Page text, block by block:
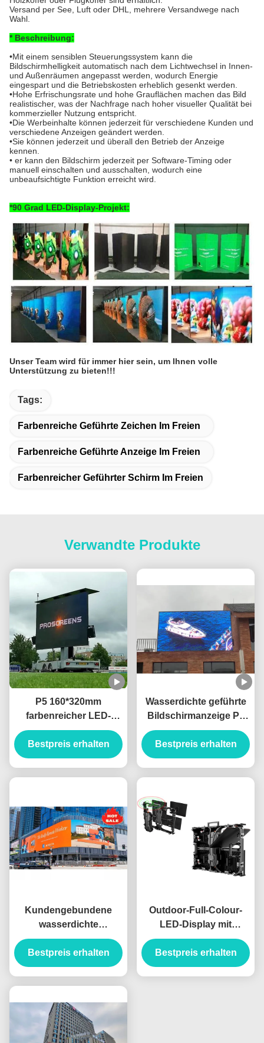
Versand per See, Luft oder DHL, mehrere Versandwege nach
Wahl.
* Beschreibung:
•Mit einem sensiblen Steuerungssystem kann die
Bildschirmhelligkeit automatisch nach dem Lichtwechsel in Innen-
und Außenräumen angepasst werden, wodurch Energie
eingespart und die Betriebskosten erheblich gesenkt werden.
•Hohe Erfrischungsrate und hohe Grauflächen machen das Bild
realistischer, was der Nachfrage nach hoher visueller Qualität bei
kommerzieller Nutzung entspricht.
•Die Werbeinhalte können jederzeit für verschiedene Kunden und
verschiedene Anzeigen geändert werden.
•Sie können jederzeit und überall den Betrieb der Anzeige
kennen.
• er kann den Bildschirm jederzeit per Software-Timing oder
manuell einschalten und ausschalten, wodurch eine
unbeaufsichtigte Funktion erreicht wird.
*90 Grad LED-Display-Projekt:
Unser Team wird für immer hier sein, um Ihnen volle
Unterstützung zu bieten!!!
Tags:
Farbenreiche Geführte Zeichen Im Freien
Farbenreiche Geführte Anzeige Im Freien
Farbenreicher Geführter Schirm Im Freien
Verwandte Produkte
P5 160*320mm
farbenreicher LED-
Anzeigen-Festeinbau-
Bildschirm im Freien
Bestpreis erhalten
Wasserdichte geführte
Bildschirmanzeige P6
im Freien mit
Bildwiederholfrequenz
1920hz
Bestpreis erhalten
Kundengebundene
wasserdichte
farbenreiche LED-
Anzeigen-Anschlagtafel
im Freien
Bestpreis erhalten
Outdoor-Full-Colour-
LED-Display mit
modernem
und strenger Kontrolle
Bestpreis erhalten